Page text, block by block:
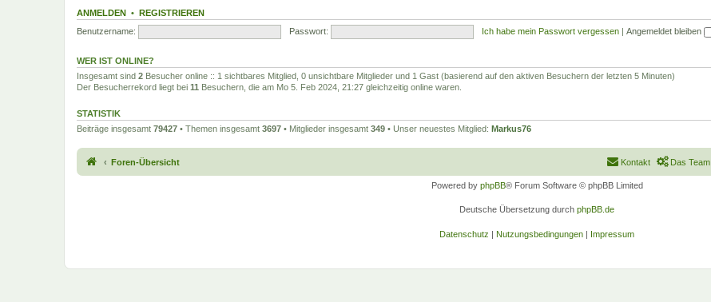
ANMELDEN • REGISTRIEREN
Benutzername:
Passwort: Ich habe mein Passwort vergessen | Angemeldet bleiben
WER IST ONLINE?
Insgesamt sind 2 Besucher online :: 1 sichtbares Mitglied, 0 unsichtbare Mitglieder und 1 Gast (basierend auf den aktiven Besuchern der letzten 5 Minuten)
Der Besucherrekord liegt bei 11 Besuchern, die am Mo 5. Feb 2024, 21:27 gleichzeitig online waren.
STATISTIK
Beiträge insgesamt 79427 • Themen insgesamt 3697 • Mitglieder insgesamt 349 • Unser neuestes Mitglied: Markus76
Foren-Übersicht Das Team
Kontakt
Powered by phpBB® Forum Software © phpBB Limited
Deutsche Übersetzung durch phpBB.de
Datenschutz | Nutzungsbedingungen | Impressum